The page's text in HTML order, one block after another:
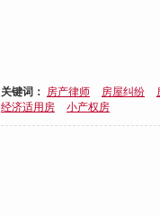
关键词： 房产律师 房屋纠纷
经济适用房
小产权房